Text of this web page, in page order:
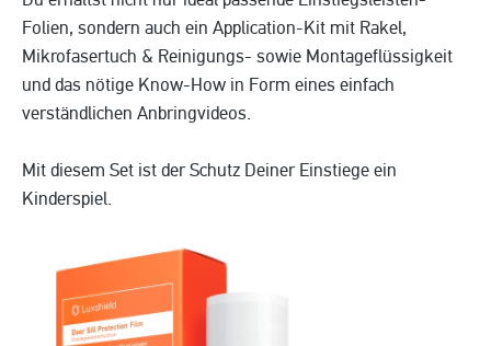
Folien, sondern auch ein Application-Kit mit Rakel,
Mikrofasertuch & Reinigungs- sowie Montageflüssigkeit
und das nötige Know-How in Form eines einfach
verständlichen Anbringvideos.
Mit diesem Set ist der Schutz Deiner Einstiege ein
Kinderspiel.